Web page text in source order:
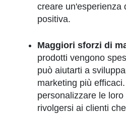
creare un'esperienza
positiva.
Maggiori sforzi di
prodotti vengono
può aiutarti a
marketing più
personalizzare le
rivolgersi ai clienti